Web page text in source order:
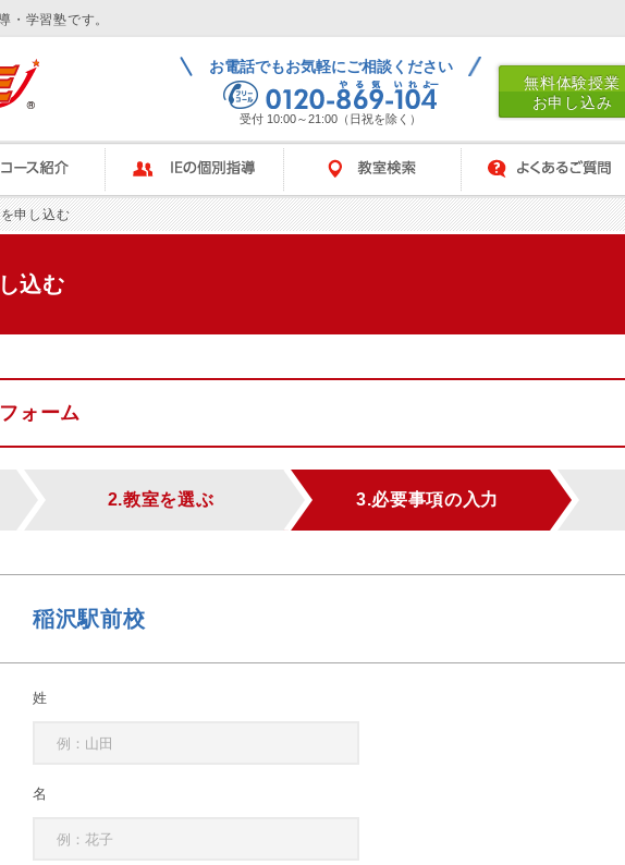
・学習塾です。
お電話でもお気軽にご相談ください
受付 10:00～21:00（日祝を除く）
無料体験授業
お申し込み
IEの個別指導 教室検索 よくあるご質問
申し込む
込む
ォーム
2.教室を選ぶ 3.必要事項の入力
稲沢駅前校
姓
名